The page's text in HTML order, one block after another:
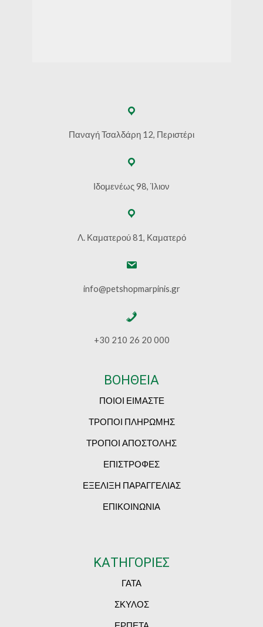
Παναγή Τσαλδάρη 12, Περιστέρι
Ιδομενέως 98, Ίλιον
Λ. Καματερού 81, Καματερό
info@petshopmarpinis.gr
+30 210 26 20 000
ΒΟΗΘΕΙΑ
ΠΟΙΟΙ ΕΙΜΑΣΤΕ
ΤΡΟΠΟΙ ΠΛΗΡΩΜΗΣ
ΤΡΟΠΟΙ ΑΠΟΣΤΟΛΗΣ
ΕΠΙΣΤΡΟΦΕΣ
ΕΞΕΛΙΞΗ ΠΑΡΑΓΓΕΛΙΑΣ
ΕΠΙΚΟΙΝΩΝΙΑ
ΚΑΤΗΓΟΡΙΕΣ
ΓΑΤΑ
ΣΚΥΛΟΣ